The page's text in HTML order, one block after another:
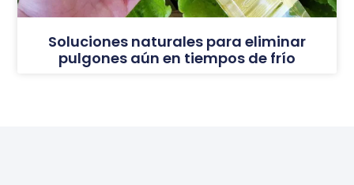
Soluciones naturales para eliminar
pulgones aún en tiempos de frío